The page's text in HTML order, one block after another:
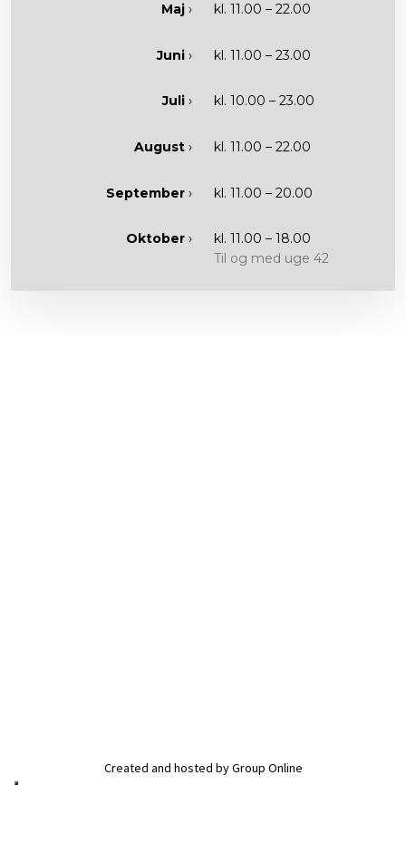
Maj ›​ kl. 11.00 – 22.00​​
Juni›​ kl. 11.00 – 23.00​
Juli›​ kl. 10.00 – 23.00​
August›​ kl. 11.00 – 22.00​
September›​ kl. 11.00 – 20.00​
Oktober›​
kl. 11.00 – 18.00
Til og med uge 42
Created and hosted by Group Online